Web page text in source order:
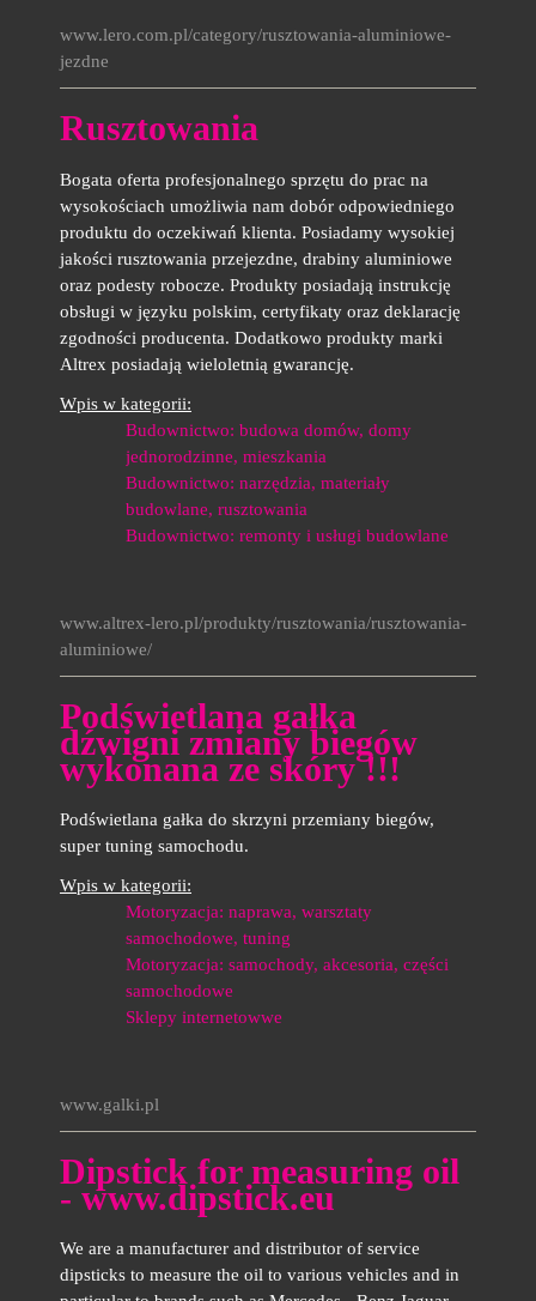
www.lero.com.pl/category/rusztowania-aluminiowe-
jezdne
Rusztowania
Bogata oferta profesjonalnego sprzętu do prac na
wysokościach umożliwia nam dobór odpowiedniego
produktu do oczekiwań klienta. Posiadamy wysokiej
jakości rusztowania przejezdne, drabiny aluminiowe
oraz podesty robocze. Produkty posiadają instrukcję
obsługi w języku polskim, certyfikaty oraz deklarację
zgodności producenta. Dodatkowo produkty marki
Altrex posiadają wieloletnią gwarancję.
Wpis w kategorii:
Budownictwo: budowa domów, domy
jednorodzinne, mieszkania
Budownictwo: narzędzia, materiały
budowlane, rusztowania
Budownictwo: remonty i usługi budowlane
www.altrex-lero.pl/produkty/rusztowania/rusztowania-
aluminiowe/
Podświetlana gałka
dźwigni zmiany biegów
wykonana ze skóry !!!
Podświetlana gałka do skrzyni przemiany biegów,
super tuning samochodu.
Wpis w kategorii:
Motoryzacja: naprawa, warsztaty
samochodowe, tuning
Motoryzacja: samochody, akcesoria, części
samochodowe
Sklepy internetowwe
www.galki.pl
Dipstick for measuring oil
- www.dipstick.eu
We are a manufacturer and distributor of service
dipsticks to measure the oil to various vehicles and in